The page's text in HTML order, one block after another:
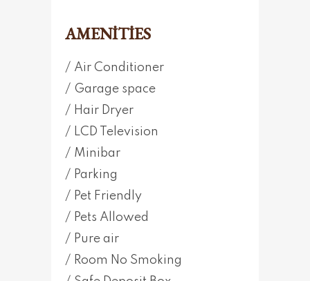
AMENITIES
Air Conditioner
Garage space
Hair Dryer
LCD Television
Minibar
Parking
Pet Friendly
Pets Allowed
Pure air
Room No Smoking